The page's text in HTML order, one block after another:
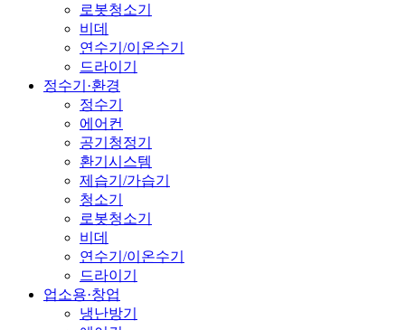
로봇청소기
비데
연수기/이온수기
드라이기
정수기·환경
정수기
에어컨
공기청정기
환기시스템
제습기/가습기
청소기
로봇청소기
비데
연수기/이온수기
드라이기
업소용·창업
냉난방기